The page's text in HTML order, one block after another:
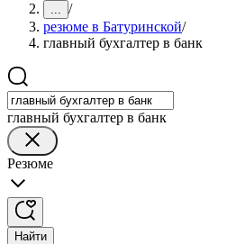
... /
резюме в Батуринской/
главный бухгалтер в банк
главный бухгалтер в банк
Резюме
Найти